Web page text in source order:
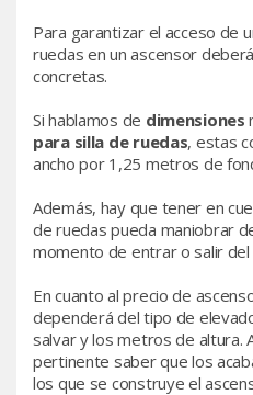
Para garantizar el acceso de
ruedas en un ascensor
concretas.
Si hablamos de dimensiones
para silla de ruedas, estas
ancho por 1,25 metros de
Además, hay que tener en
de ruedas pueda maniobrar
momento de entrar o salir del
En cuanto al precio de
dependerá del tipo de
salvar y los metros de altura.
pertinente saber que los
los que se construye el